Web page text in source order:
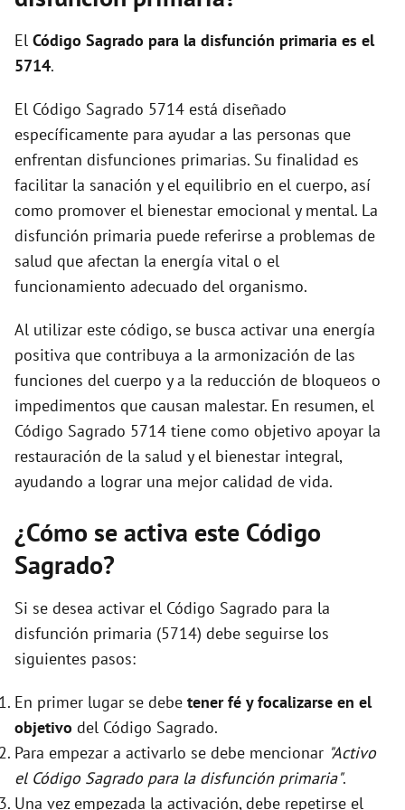
i
e
o
El Código Sagrado para la disfunción primaria es el
5714.
El Código Sagrado 5714 está diseñado
específicamente para ayudar a las personas que
enfrentan disfunciones primarias. Su finalidad es
facilitar la sanación y el equilibrio en el cuerpo, así
como promover el bienestar emocional y mental. La
disfunción primaria puede referirse a problemas de
salud que afectan la energía vital o el
funcionamiento adecuado del organismo.
Al utilizar este código, se busca activar una energía
positiva que contribuya a la armonización de las
funciones del cuerpo y a la reducción de bloqueos o
impedimentos que causan malestar. En resumen, el
Código Sagrado 5714 tiene como objetivo apoyar la
restauración de la salud y el bienestar integral,
ayudando a lograr una mejor calidad de vida.
¿Cómo se activa este Código
Sagrado?
Si se desea activar el Código Sagrado para la
disfunción primaria (5714) debe seguirse los
siguientes pasos:
En primer lugar se debe tener fé y focalizarse en el
objetivo del Código Sagrado.
Para empezar a activarlo se debe mencionar "Activo
el Código Sagrado para la disfunción primaria".
Una vez empezada la activación, debe repetirse el